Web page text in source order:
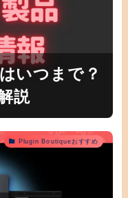
いつまで？
説
Plugin Boutiqueおすすめ